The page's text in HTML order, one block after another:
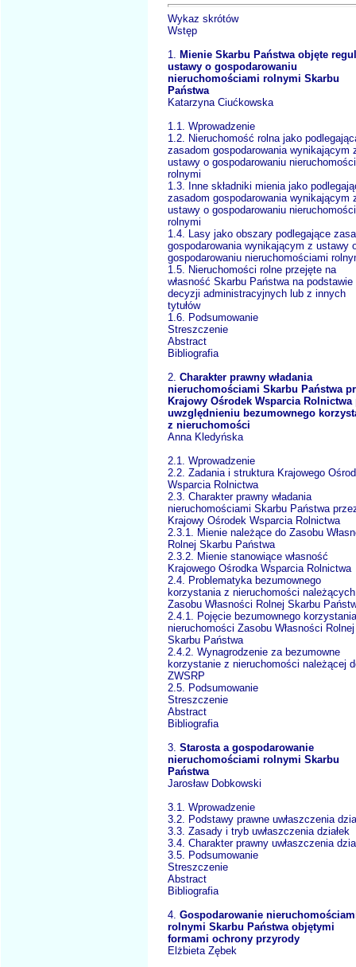
Wykaz skrótów
Wstęp
1.
Mienie Skarbu Państwa objęte
ustawy o gospodarowaniu
nieruchomościami rolnymi Skarbu
Państwa
Katarzyna Ciućkowska
1.1. Wprowadzenie
1.2. Nieruchomość rolna jako
zasadom gospodarowania wynikającym
ustawy o gospodarowaniu
rolnymi
1.3. Inne składniki mienia jako
zasadom gospodarowania wynikającym
ustawy o gospodarowaniu
rolnymi
1.4. Lasy jako obszary podlegające
gospodarowania wynikającym z ustawy
gospodarowaniu nieruchomościami
1.5. Nieruchomości rolne przejęte na
własność Skarbu Państwa na podstawie
decyzji administracyjnych lub z innych
tytułów
1.6. Podsumowanie
Streszczenie
Abstract
Bibliografia
2. Charakter prawny władania
nieruchomościami Skarbu Państwa
Krajowy Ośrodek Wsparcia Rolnictwa
uwzględnieniu bezumownego
z nieruchomości
Anna Kledyńska
2.1. Wprowadzenie
2.2. Zadania i struktura Krajowego
Wsparcia Rolnictwa
2.3. Charakter prawny władania
nieruchomościami Skarbu Państwa
Krajowy Ośrodek Wsparcia Rolnictwa
2.3.1. Mienie należące do Zasobu
Rolnej Skarbu Państwa
2.3.2. Mienie stanowiące własność
Krajowego Ośrodka Wsparcia Rolnictwa
2.4. Problematyka bezumownego
korzystania z nieruchomości
Zasobu Własności Rolnej Skarbu
2.4.1. Pojęcie bezumownego
nieruchomości Zasobu Własności Rolnej
Skarbu Państwa
2.4.2. Wynagrodzenie za bezumowne
korzystanie z nieruchomości należącej
ZWSRP
2.5. Podsumowanie
Streszczenie
Abstract
Bibliografia
3. Starosta a gospodarowanie
nieruchomościami rolnymi Skarbu
Państwa
Jarosław Dobkowski
3.1. Wprowadzenie
3.2. Podstawy prawne uwłaszczenia
3.3. Zasady i tryb uwłaszczenia działek
3.4. Charakter prawny uwłaszczenia
3.5. Podsumowanie
Streszczenie
Abstract
Bibliografia
4. Gospodarowanie
rolnymi Skarbu Państwa objętymi
formami ochrony przyrody
Elżbieta Zębek